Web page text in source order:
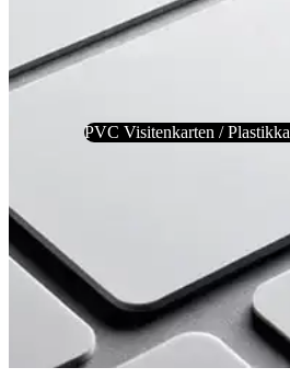
PVC Visitenkarten /